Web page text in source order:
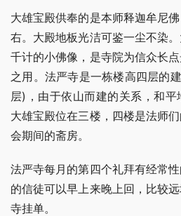
大雄宝殿供奉的是本师释迦牟尼
右。大殿地板光洁可鉴一尘不染
千计的小佛像，是寺院为信众长
之用。法严寺是一栋楼高四层的
层)，由于依山而建的关系，和平
大雄宝殿位在三楼，四楼是法师
会期间的斋房。
法严寺每月的第四个礼拜有经常
的信徒可以早上来晚上回，比较
寺挂单。